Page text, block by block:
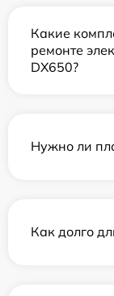
Какие
ремонте
DX650?
Нужно ли
Как долго